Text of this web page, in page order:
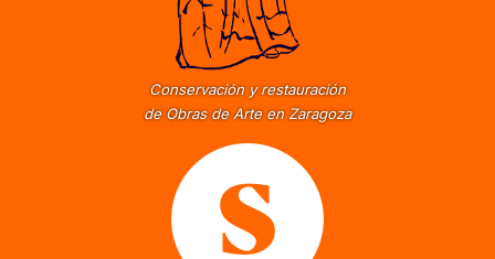
Conservación y restauración
de Obras de Arte en Zaragoza